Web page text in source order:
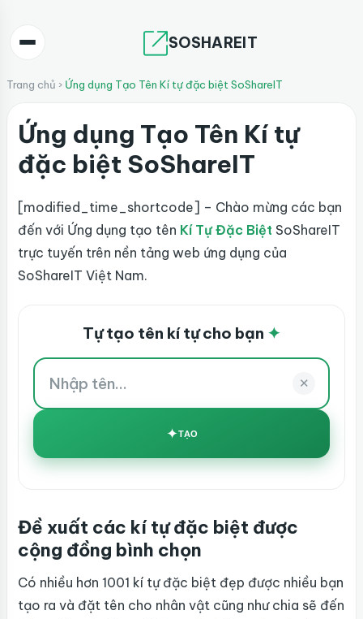
SOSHAREIT
Trang chủ › Ứng dụng Tạo Tên Kí tự đặc biệt SoShareIT
Ứng dụng Tạo Tên Kí tự
đặc biệt SoShareIT
[modified_time_shortcode] – Chào mừng các bạn
đến với Ứng dụng tạo tên Kí Tự Đặc Biệt SoShareIT
trực tuyến trên nền tảng web ứng dụng của
SoShareIT Việt Nam.
Tự tạo tên kí tự cho bạn ✦
✕
✦TẠO
Đề xuất các kí tự đặc biệt được
cộng đồng bình chọn
Có nhiều hơn 1001 kí tự đặc biệt đẹp được nhiều bạn
tạo ra và đặt tên cho nhân vật cũng như chia sẽ đến